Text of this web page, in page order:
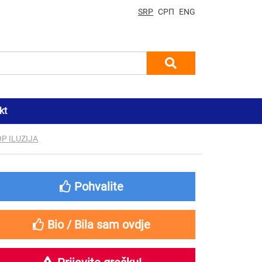
SRP СРП ENG
ILUZIJA
Pohvalite
Bio / Bila sam ovdje